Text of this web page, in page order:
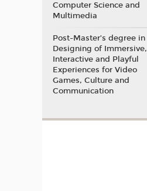
Computer Science and
Multimedia
Post-Master’s degree in
Designing of Immersive,
Interactive and Playful
Experiences for Video
Games, Culture and
Communication